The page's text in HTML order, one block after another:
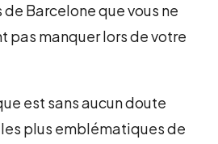
Barcelone que vous ne
pas manquer lors de votre
est sans aucun doute
plus emblématiques de